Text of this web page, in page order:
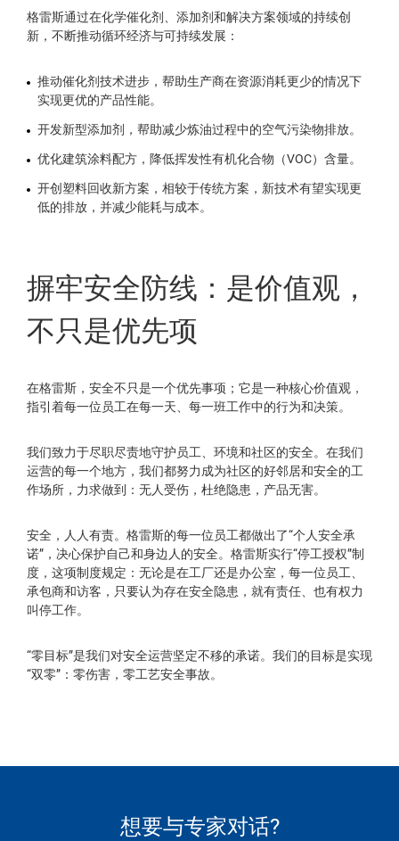
格雷斯通过在化学催化剂、添加剂和解决方案领域的持续创
新，不断推动循环经济与可持续发展：
推动催化剂技术进步，帮助生产商在资源消耗更少的情况下
实现更优的产品性能。
开发新型添加剂，帮助减少炼油过程中的空气污染物排放。
优化建筑涂料配方，降低挥发性有机化合物（VOC）含量。
开创塑料回收新方案，相较于传统方案，新技术有望实现更
低的排放，并减少能耗与成本。
摒牢安全防线：是价值观，
不只是优先项
在格雷斯，安全不只是一个优先事项；它是一种核心价值观，
指引着每一位员工在每一天、每一班工作中的行为和决策。
我们致力于尽职尽责地守护员工、环境和社区的安全。在我们
运营的每一个地方，我们都努力成为社区的好邻居和安全的工
作场所，力求做到：无人受伤，杜绝隐患，产品无害。
安全，人人有责。格雷斯的每一位员工都做出了“个人安全承
诺”，决心保护自己和身边人的安全。格雷斯实行“停工授权”制
度，这项制度规定：无论是在工厂还是办公室，每一位员工、
承包商和访客，只要认为存在安全隐患，就有责任、也有权力
叫停工作。
“零目标”是我们对安全运营坚定不移的承诺。我们的目标是实现
“双零”：零伤害，零工艺安全事故。
想要与专家对话?